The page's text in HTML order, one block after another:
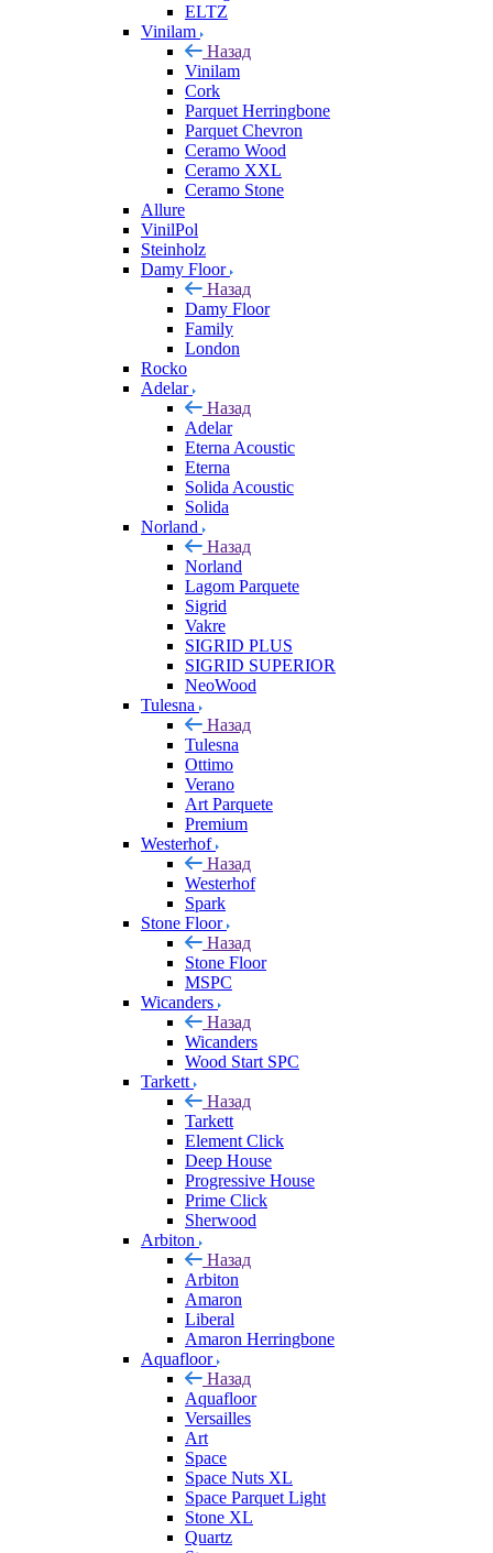
ELTZ
Vinilam
Назад
Vinilam
Cork
Parquet Herringbone
Parquet Chevron
Ceramo Wood
Ceramo XXL
Ceramo Stone
Allure
VinilPol
Steinholz
Damy Floor
Назад
Damy Floor
Family
London
Rocko
Adelar
Назад
Adelar
Eterna Acoustic
Eterna
Solida Acoustic
Solida
Norland
Назад
Norland
Lagom Parquete
Sigrid
Vakre
SIGRID PLUS
SIGRID SUPERIOR
NeoWood
Tulesna
Назад
Tulesna
Ottimo
Verano
Art Parquete
Premium
Westerhof
Назад
Westerhof
Spark
Stone Floor
Назад
Stone Floor
MSPC
Wicanders
Назад
Wicanders
Wood Start SPC
Tarkett
Назад
Tarkett
Element Click
Deep House
Progressive House
Prime Click
Sherwood
Arbiton
Назад
Arbiton
Amaron
Liberal
Amaron Herringbone
Aquafloor
Назад
Aquafloor
Versailles
Art
Space
Space Nuts XL
Space Parquet Light
Stone XL
Quartz